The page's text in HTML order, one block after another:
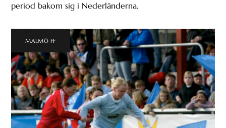
period bakom sig i Nederländerna.
MALMÖ FF